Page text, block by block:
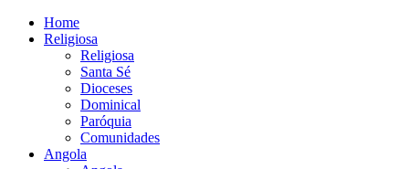
Home
Religiosa
Religiosa
Santa Sé
Dioceses
Dominical
Paróquia
Comunidades
Angola